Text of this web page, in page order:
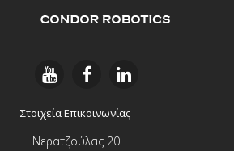
Στοιχεία Επικοινωνίας
Νερατζούλας 20